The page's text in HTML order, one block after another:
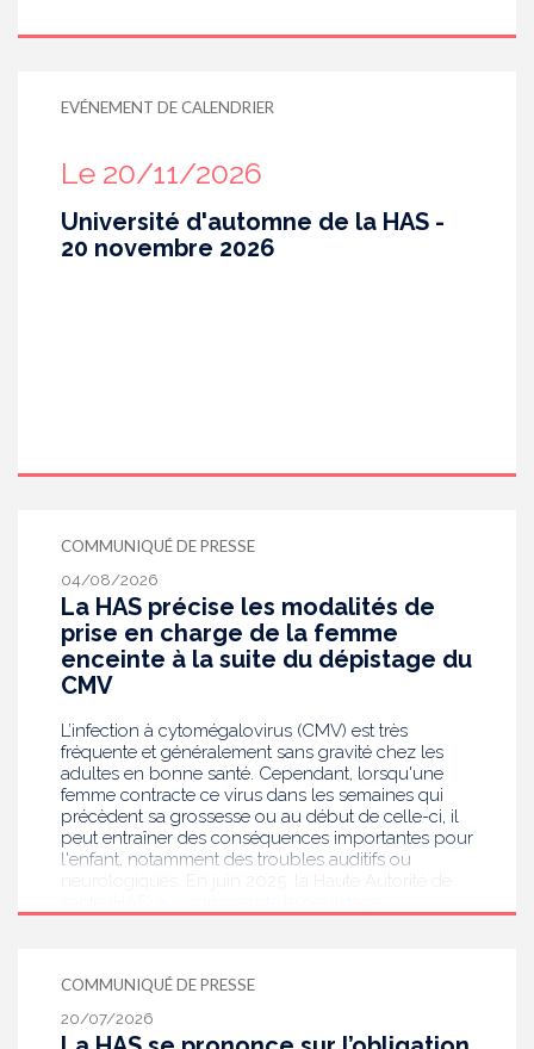
EVÉNEMENT DE CALENDRIER
Le 20/11/2026
Université d'automne de la HAS -
20 novembre 2026
COMMUNIQUÉ DE PRESSE
04/08/2026
La HAS précise les modalités de
prise en charge de la femme
enceinte à la suite du dépistage du
CMV
L’infection à cytomégalovirus (CMV) est très
fréquente et généralement sans gravité chez les
adultes en bonne santé. Cependant, lorsqu'une
femme contracte ce virus dans les semaines qui
précèdent sa grossesse ou au début de celle-ci, il
peut entraîner des conséquences importantes pour
l'enfant, notamment des troubles auditifs ou
publie aujourd’hui des recommandations de
bonnes pratiques pour guider les professionnels
de santé dans la prise en charge des femmes
COMMUNIQUÉ DE PRESSE
20/07/2026